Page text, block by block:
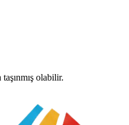
olabilir.